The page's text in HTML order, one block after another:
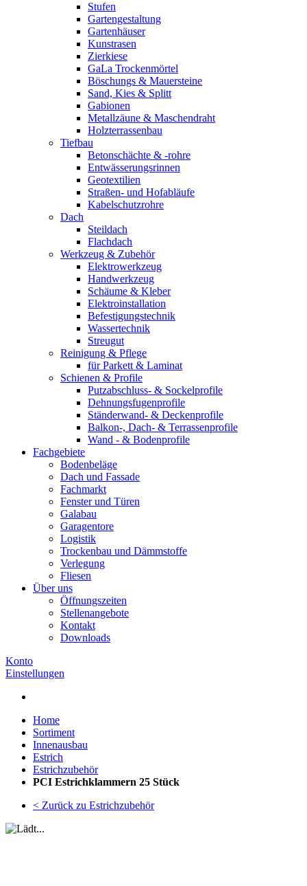
Stufen
Gartengestaltung
Gartenhäuser
Kunstrasen
Zierkiese
GaLa Trockenmörtel
Böschungs & Mauersteine
Sand, Kies & Splitt
Gabionen
Metallzäune & Maschendraht
Holzterrassenbau
Tiefbau
Betonschächte & -rohre
Entwässerungsrinnen
Geotextilien
Straßen- und Hofabläufe
Kabelschutzrohre
Dach
Steildach
Flachdach
Werkzeug & Zubehör
Elektrowerkzeug
Handwerkzeug
Schäume & Kleber
Elektroinstallation
Befestigungstechnik
Wassertechnik
Streugut
Reinigung & Pflege
für Parkett & Laminat
Schienen & Profile
Putzabschluss- & Sockelprofile
Dehnungsfugenprofile
Ständerwand- & Deckenprofile
Balkon-, Dach- & Terrassenprofile
Wand - & Bodenprofile
Fachgebiete
Bodenbeläge
Dach und Fassade
Fachmarkt
Fenster und Türen
Galabau
Garagentore
Logistik
Trockenbau und Dämmstoffe
Verlegung
Fliesen
Über uns
Öffnungszeiten
Stellenangebote
Kontakt
Downloads
Konto
Einstellungen
Home
Sortiment
Innenausbau
Estrich
Estrichzubehör
PCI Estrichklammern 25 Stück
< Zurück zu Estrichzubehör